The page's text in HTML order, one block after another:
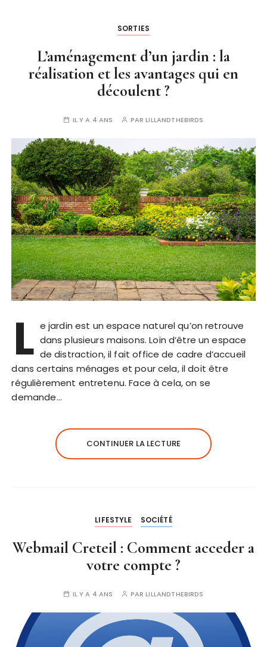
SORTIES
L’aménagement d’un jardin : la
réalisation et les avantages qui en
découlent ?
IL Y A 4 ANS PARLILLANDTHEBIRDS
L e jardin est un espace naturel qu’on retrouve
dans plusieurs maisons. Loin d’être un espace
de distraction, il fait office de cadre d’accueil
dans certains ménages et pour cela, il doit être
régulièrement entretenu. Face à cela, on se
demande…
CONTINUER LA LECTURE
LIFESTYLE SOCIÉTÉ
Webmail Creteil : Comment acceder a
votre compte ?
IL Y A 4 ANS PARLILLANDTHEBIRDS